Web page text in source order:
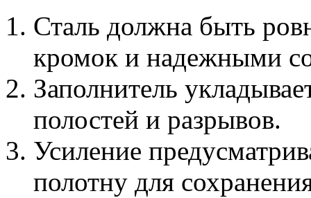
Сталь должна быть
кромок и надежными
Заполнитель
полостей и разрывов.
Усиление
полотну для